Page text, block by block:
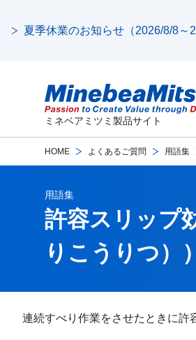
夏季休業のお知らせ（2026/8/8～
ミネベアミツミ製品サイト
HOME よくあるご質問 用語集
用語集
許容スリップ
りこうりつ））
連続すべり作業をさせたときに許